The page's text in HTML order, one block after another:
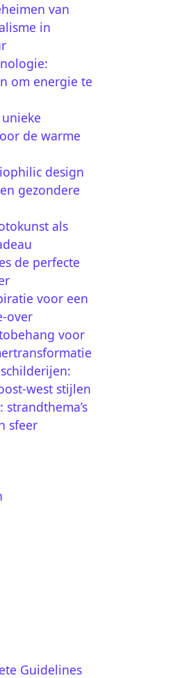
van
in
om energie te
de warme
design
gezondere
als
de perfecte
voor een
over
voor
west stijlen
sfeer
Guidelines